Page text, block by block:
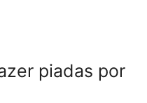
piadas por